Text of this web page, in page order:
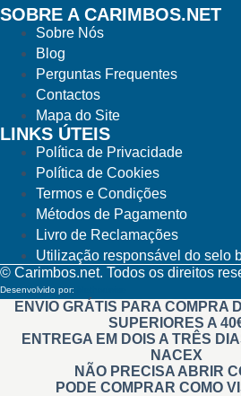
SOBRE A CARIMBOS.NET
Sobre Nós
Blog
Perguntas Frequentes
Contactos
Mapa do Site
LINKS ÚTEIS
Política de Privacidade
Política de Cookies
Termos e Condições
Métodos de Pagamento
Livro de Reclamações
Utilização responsável do selo
© Carimbos.net. Todos os direitos
Desenvolvido por:
ENVIO GRÁTIS PARA COMPRA
SUPERIORES A
ENTREGA EM DOIS A TRÊS
NACEX
NÃO PRECISA ABRIR
PODE COMPRAR COMO